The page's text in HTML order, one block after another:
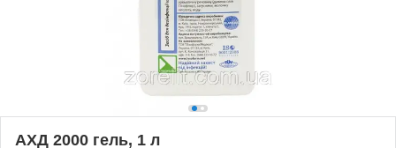
АХД 2000 гель, 1 л